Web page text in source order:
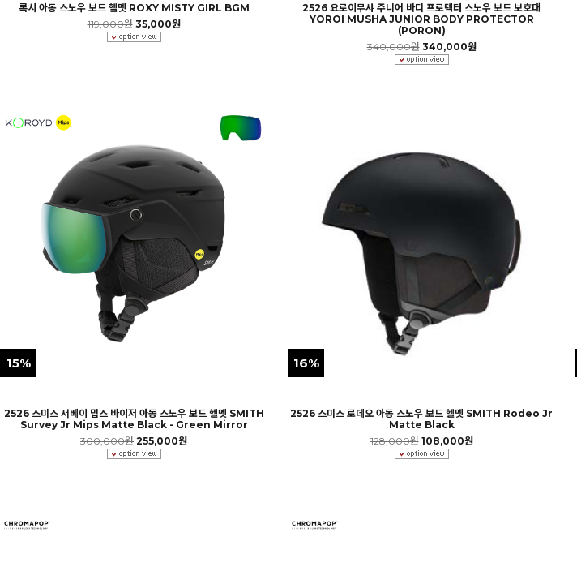
록시 아동 스노우 보드 헬멧 ROXY MISTY GIRL BGM
119,000원 35,000원
2526 요로이무샤 주니어 바디 프로텍터 스노우 보드 보호대
YOROI MUSHA JUNIOR BODY PROTECTOR
(PORON)
340,000원 340,000원
15%
2526 스미스 서베이 밉스 바이저 아동 스노우 보드 헬멧 SMITH
Survey Jr Mips Matte Black - Green Mirror
300,000원 255,000원
16%
2526 스미스 로데오 아동 스노우 보드 헬멧 SMITH Rodeo Jr
Matte Black
128,000원 108,000원